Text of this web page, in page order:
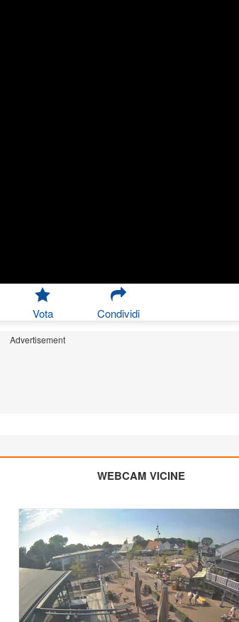
Vota Condividi
Advertisement
WEBCAM VICINE